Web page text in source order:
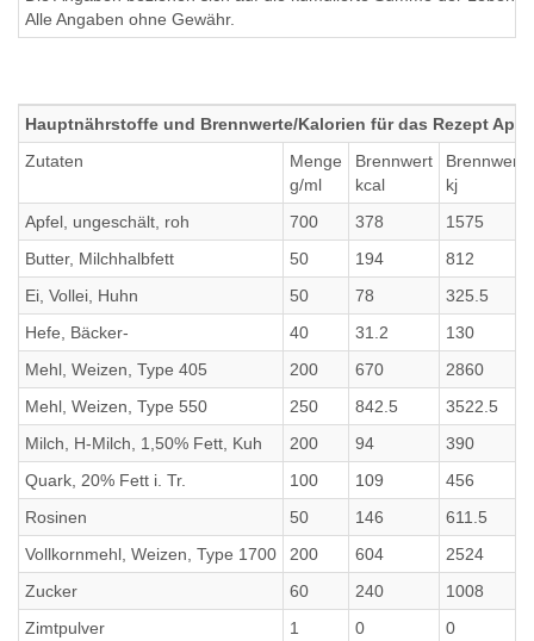
Alle Angaben ohne Gewähr.
Hauptnährstoffe und Brennwerte/Kalorien für das Rezept
Zutaten
Menge
g/ml
Brennwert
kcal
Brennwert
kj
Apfel, ungeschält, roh
700 378
1575
Butter, Milchhalbfett
50 194
812
Ei, Vollei, Huhn
50 78
325.5
Hefe, Bäcker-
40 31.2
130
Mehl, Weizen, Type 405
200 670
2860
Mehl, Weizen, Type 550
250 842.5
3522.5
Milch, H-Milch, 1,50% Fett, Kuh
200 94
390
Quark, 20% Fett i. Tr.
100 109
456
Rosinen
50 146
611.5
Vollkornmehl, Weizen, Type 1700
200 604
2524
Zucker
60 240
1008
Zimtpulver
1 0
0